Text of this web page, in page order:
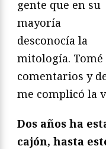
gente que en su
mayoría
desconocía la
mitología. Tomé
comentarios y
me complicó la
Dos años ha
cajón, hasta